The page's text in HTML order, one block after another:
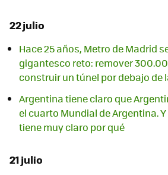
22 julio
Hace 25 años, Metro de Madrid
gigantesco reto: remover
construir un túnel por debajo de
Argentina tiene claro que
el cuarto Mundial de Argentina.
tiene muy claro por qué
21 julio